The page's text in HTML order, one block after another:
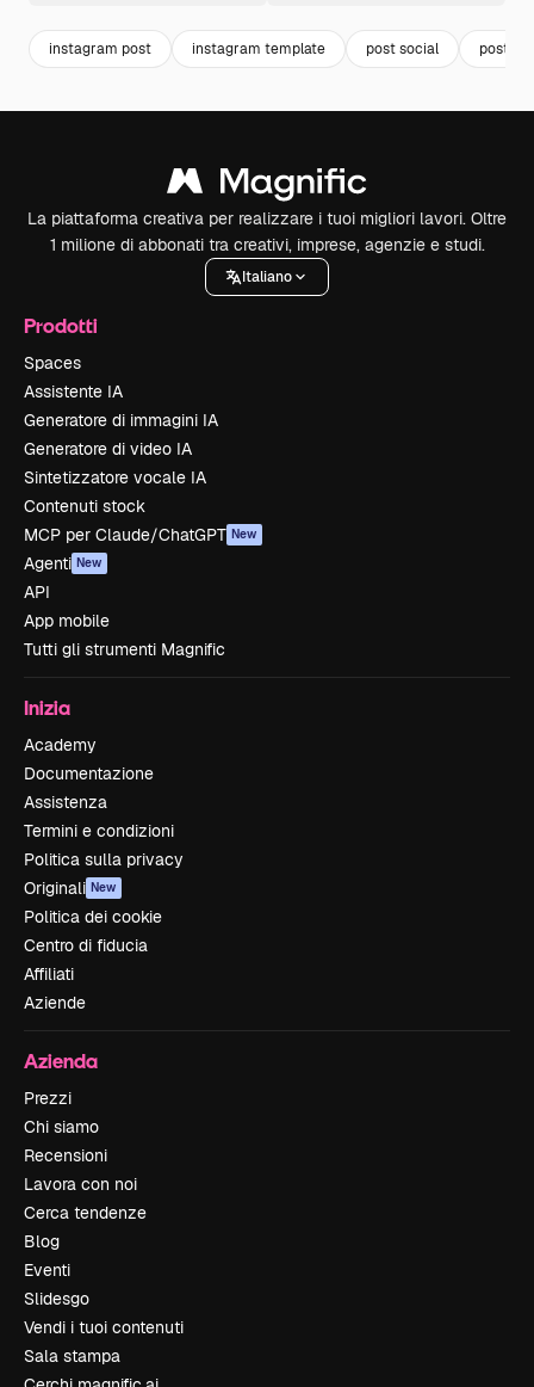
instagram post instagram template post social post
La piattaforma creativa per realizzare i tuoi migliori lavori. Oltre
1 milione di abbonati tra creativi, imprese, agenzie e studi.
Italiano
Prodotti
Spaces
Assistente IA
Generatore di immagini IA
Generatore di video IA
Sintetizzatore vocale IA
Contenuti stock
MCP per Claude/ChatGPT New
Agenti New
API
App mobile
Tutti gli strumenti Magnific
Inizia
Academy
Documentazione
Assistenza
Termini e condizioni
Politica sulla privacy
Originali New
Politica dei cookie
Centro di fiducia
Affiliati
Aziende
Azienda
Prezzi
Chi siamo
Recensioni
Lavora con noi
Cerca tendenze
Blog
Eventi
Slidesgo
Vendi i tuoi contenuti
Sala stampa